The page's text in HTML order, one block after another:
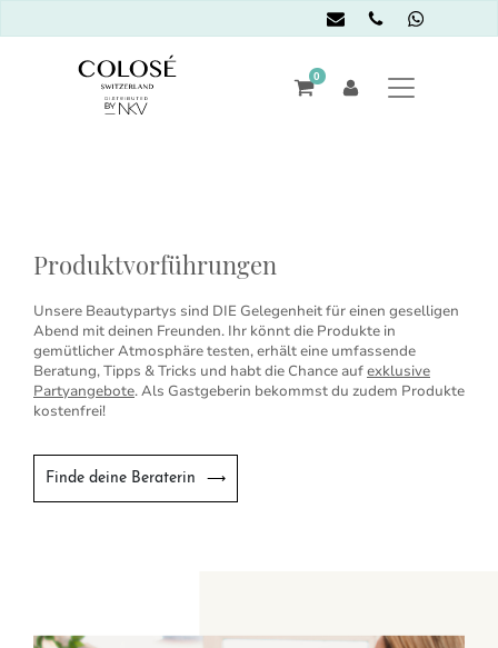
0
Produktvorführungen
Unsere Beautypartys sind DIE Gelegenheit für einen geselligen
Abend mit deinen Freunden. Ihr könnt die Produkte in
gemütlicher Atmosphäre testen, erhält eine umfassende
Beratung, Tipps & Tricks und habt die Chance aufexklusive
Partyangebote. Als Gastgeberin bekommst du zudem Produkte
kostenfrei!
Finde deine Beraterin